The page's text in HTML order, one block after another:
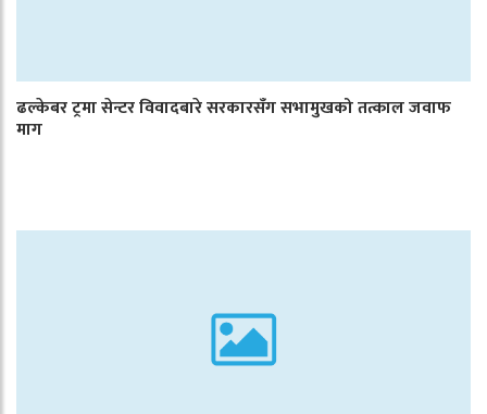
ढल्केबर ट्रमा सेन्टर विवादबारे सरकारसँग सभामुखको तत्काल जवाफ
माग